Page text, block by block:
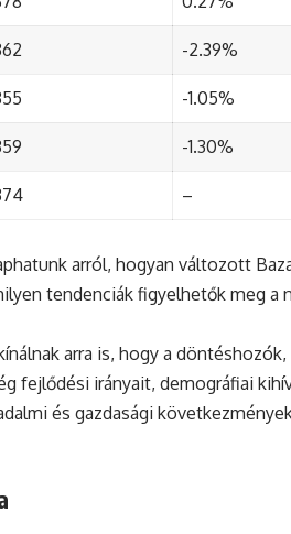
-2.39%
-1.05%
-1.30%
–
arról, hogyan változott
tendenciák figyelhetők meg a
arra is, hogy a döntéshozók,
fejlődési irányait, demográfiai
és gazdasági